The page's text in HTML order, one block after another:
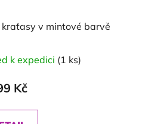
v mintové barvě
k expedici (1 ks)
Kč